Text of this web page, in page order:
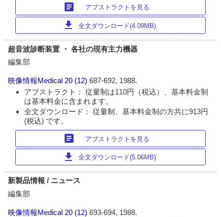
article アブストラクトを見る
download 全文ダウンロード(4.09MB)
超音波診断装置 ・ 各社の現有主力機器
編集部
映像情報Medical 20 (12)687-692, 1988.
アブストラクト： 従量制は110円（税込）、基本料金制
は基本料金に含まれます。
全文ダウンロード： 従量制、基本料金制の方共に913円
(税込) です。
article アブストラクトを見る
download 全文ダウンロード(5.06MB)
新製品情報 / ニュース
編集部
映像情報Medical 20 (12)693-694, 1988.